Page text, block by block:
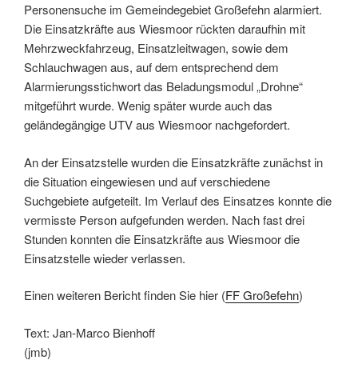
Personensuche im Gemeindegebiet Großefehn alarmiert.
Die Einsatzkräfte aus Wiesmoor rückten daraufhin mit
Mehrzweckfahrzeug, Einsatzleitwagen, sowie dem
Schlauchwagen aus, auf dem entsprechend dem
Alarmierungsstichwort das Beladungsmodul „Drohne“
mitgeführt wurde. Wenig später wurde auch das
geländegängige UTV aus Wiesmoor nachgefordert.
An der Einsatzstelle wurden die Einsatzkräfte zunächst in
die Situation eingewiesen und auf verschiedene
Suchgebiete aufgeteilt. Im Verlauf des Einsatzes konnte die
vermisste Person aufgefunden werden. Nach fast drei
Stunden konnten die Einsatzkräfte aus Wiesmoor die
Einsatzstelle wieder verlassen.
Einen weiteren Bericht finden Sie hier (FF Großefehn)
Text: Jan-Marco Bienhoff
(jmb)